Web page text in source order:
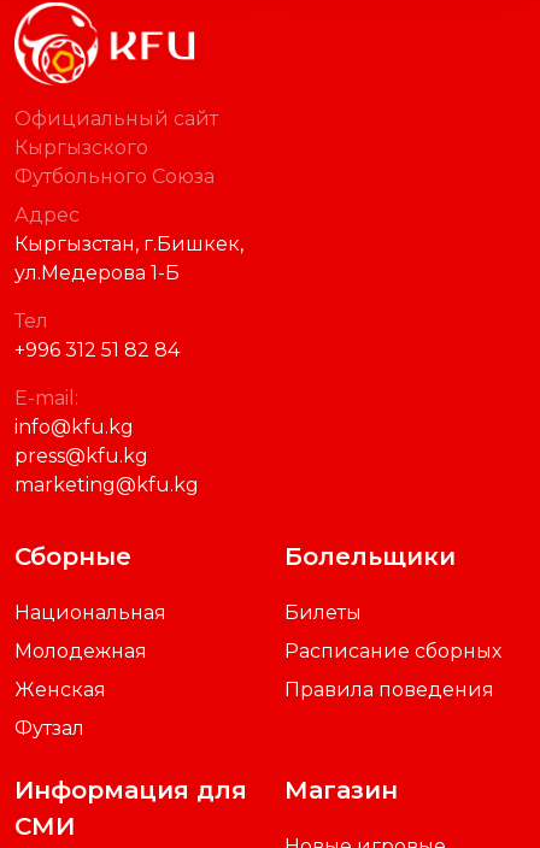
Официальный сайт
Кыргызского
Футбольного Союза
Адрес
Кыргызстан, г.Бишкек,
ул.Медерова 1-Б
Тел
+996 312 51 82 84
E-mail:
info@kfu.kg
press@kfu.kg
marketing@kfu.kg
Сборные
Национальная
Молодежная
Женская
Футзал
Болельщики
Билеты
Расписание сборных
Правила поведения
Информация для
СМИ
Магазин